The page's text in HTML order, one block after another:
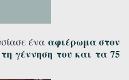
ένα αφιέρωμα στον
γέννηση του και τα 75